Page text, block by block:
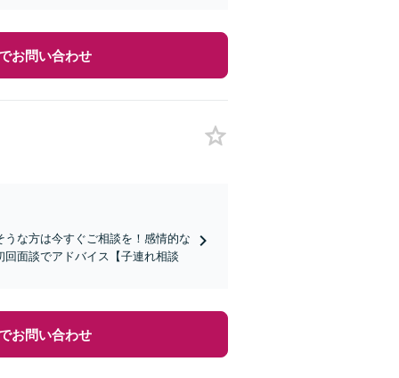
お問い合わせ
な方は今すぐご相談を！感情的な
面談でアドバイス【子連れ相談
お問い合わせ